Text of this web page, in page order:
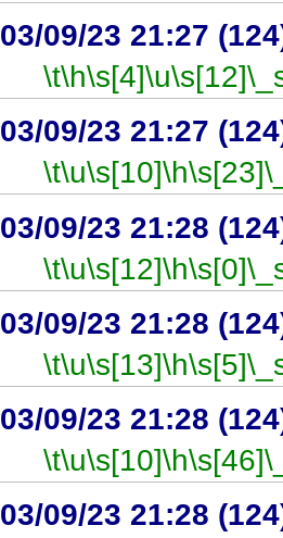
03/09/23 21:27
\t\h\s[4]\u\s[12]
03/09/23 21:27
\t\u\s[10]\h\s[23]
03/09/23 21:28
\t\u\s[12]\h\s[0]
03/09/23 21:28
\t\u\s[13]\h\s[5]
03/09/23 21:28
\t\u\s[10]\h\s[46]
03/09/23 21:28